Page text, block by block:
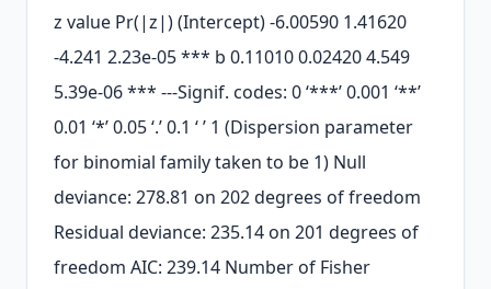
z value Pr(|z|) (Intercept) -6.00590 1.41620
-4.241 2.23e-05 *** b 0.11010 0.02420 4.549
5.39e-06 *** ---Signif. codes: 0 ‘***’ 0.001 ‘**’
0.01 ‘*’ 0.05 ‘.’ 0.1 ‘ ’ 1 (Dispersion parameter
for binomial family taken to be 1) Null
deviance: 278.81 on 202 degrees of freedom
Residual deviance: 235.14 on 201 degrees of
freedom AIC: 239.14 Number of Fisher